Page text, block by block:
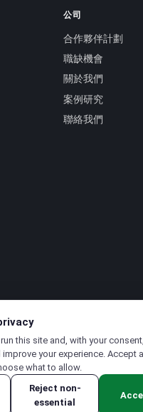
公司
合作夥伴計劃
職缺機會
關於我們
案例研究
聯絡我們
AG.版權所有.
隱私權政策·服務條款
this site and, with your
your experience. Accept
what to allow.
Reject non-
essential